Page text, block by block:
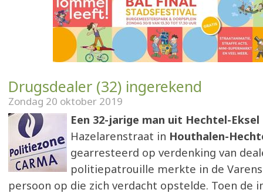
Drugsdealer (32) ingerekend
Zondag 20 oktober 2019
Een 32-jarige man uit Hechtel-Eksel
Hazelarenstraat in Houthalen-
gearresteerd op verdenking van
politiepatrouille merkte in de
persoon op die zich verdacht opstelde. Toen de